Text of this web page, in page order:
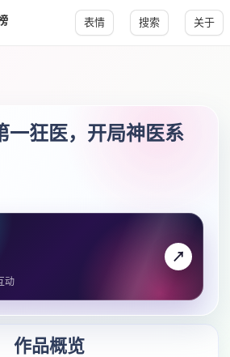
表情 搜索 关于
一狂医，开局神医系
动
↗
作品概览